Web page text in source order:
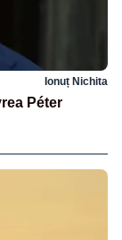
Ionuț Nichita
Péter